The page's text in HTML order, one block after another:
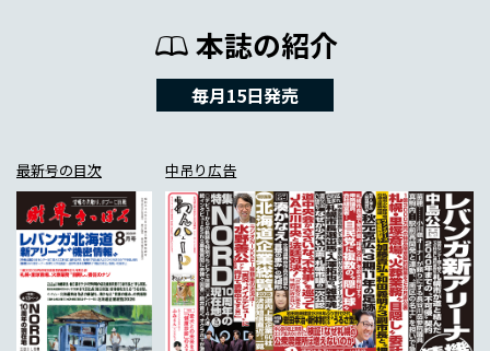
本誌の紹介
毎月15日発売
最新号の目次 中吊り広告